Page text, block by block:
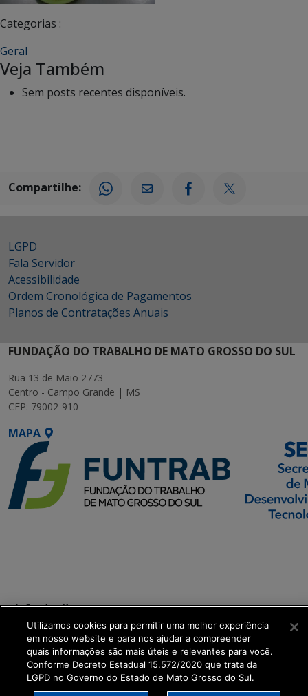
Categorias :
Geral
Veja Também
Sem posts recentes disponíveis.
Compartilhe:
LGPD
Fala Servidor
Acessibilidade
Ordem Cronológica de Pagamentos
Planos de Contratações Anuais
FUNDAÇÃO DO TRABALHO DE MATO GROSSO DO SUL
Rua 13 de Maio 2773
Centro - Campo Grande | MS
CEP: 79002-910
MAPA
get_footer();
Utilizamos cookies para permitir uma melhor experiência
em nosso website e para nos ajudar a compreender
quais informações são mais úteis e relevantes para você.
Conforme Decreto Estadual 15.572/2020 que trata da
LGPD no Governo do Estado de Mato Grosso do Sul.